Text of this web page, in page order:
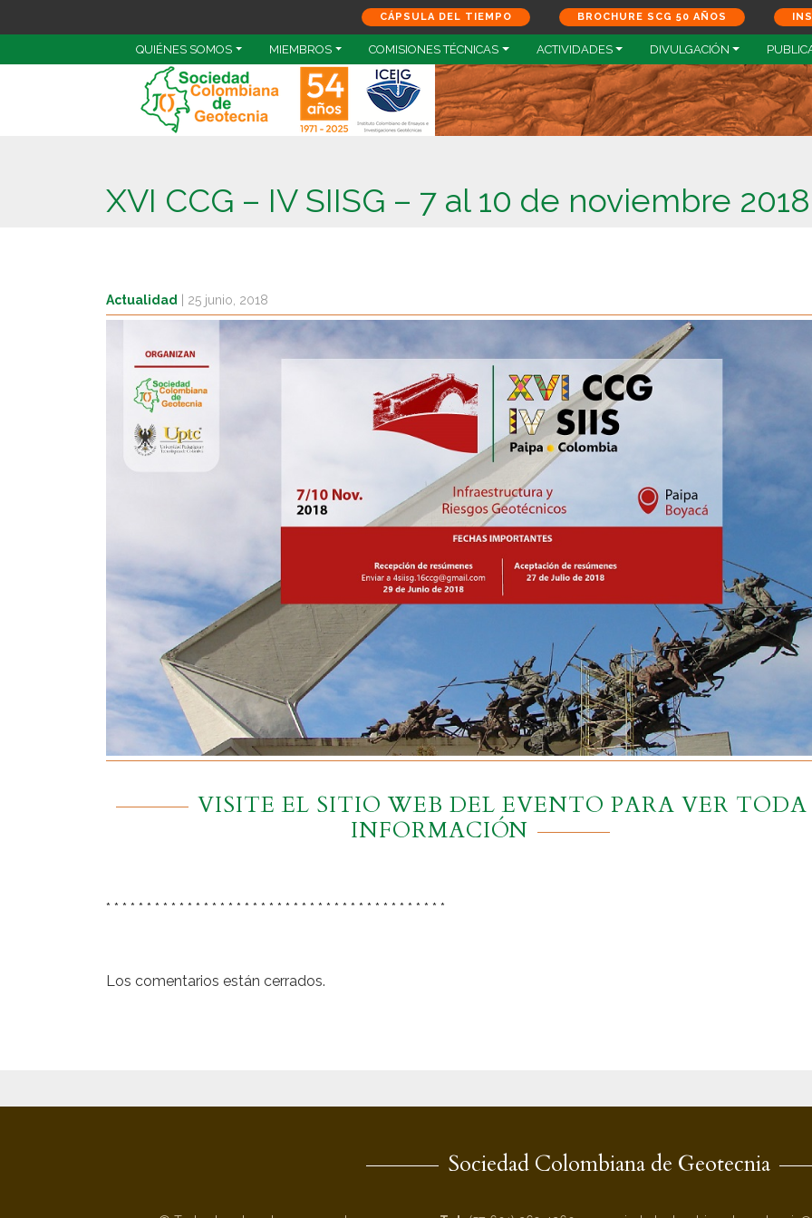
CÁPSULA DEL TIEMPO BROCHURE SCG 50 AÑOS
QUIÉNES SOMOS MIEMBROS COMISIONES TÉCNICAS ACTIVIDADES DIVULGACIÓN
XVI CCG – IV SIISG – 7 al 10 de noviembre 2018
Actualidad 25 junio, 2018
VISITE EL SITIO WEB DEL EVENTO PARA VER
INFORMACIÓN
* * * * * * * * * * * * * * * * * * * * * * * * * * * * * * * * * * * * * * * * * *
Los comentarios están cerrados.
Sociedad Colombiana de Geotecnia